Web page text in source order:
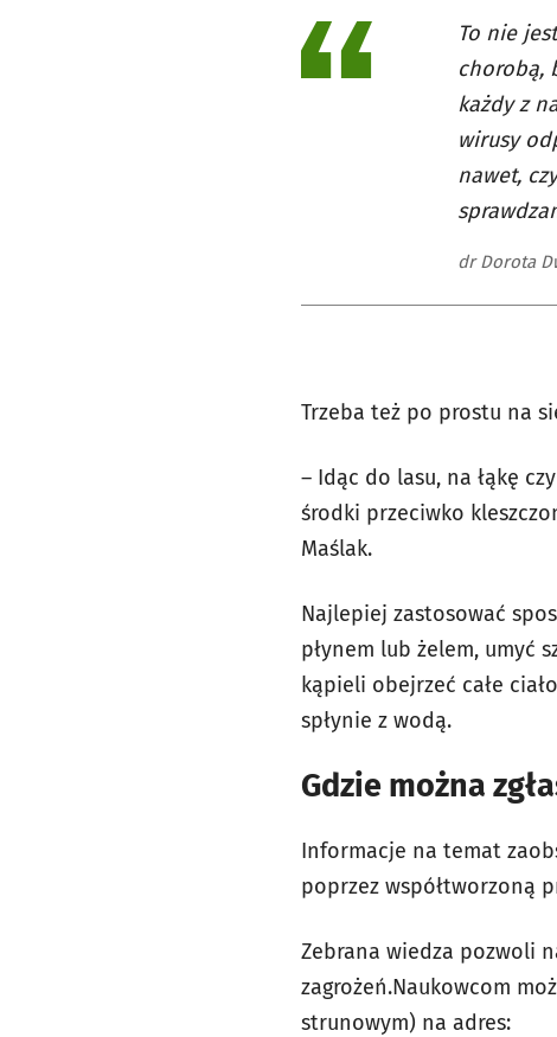
To nie
chorobą,
każdy z
wirusy
nawet,
dr Dorota
Trzeba też po prostu na
– Idąc do lasu, na łąkę
środki przeciwko
Maślak.
Najlepiej zastosować
płynem lub żelem, umyć
kąpieli obejrzeć całe
spłynie z wodą.
Gdzie można
Informacje na temat
poprzez współtworzoną
Zebrana wiedza pozwoli
zagrożeń.Naukowcom
strunowym) na adres: